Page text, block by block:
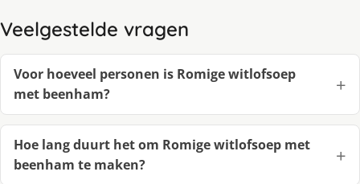
Veelgestelde vragen
Voor hoeveel personen is Romige witlofsoep
met beenham?
Hoe lang duurt het om Romige witlofsoep met
beenham te maken?